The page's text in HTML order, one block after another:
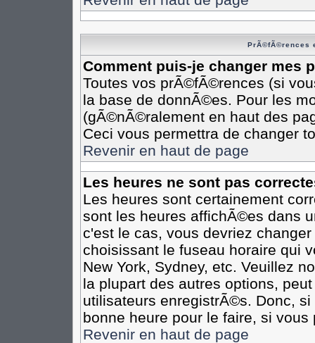
PrÃ©fÃ©rences
Comment puis-je changer mes
Toutes vos prÃ©fÃ©rences (si
la base de donnÃ©es. Pour les
(gÃ©nÃ©ralement en haut des
Ceci vous permettra de changer
Revenir en haut de page
Les heures ne sont pas
Les heures sont certainement
sont les heures affichÃ©es dans
c'est le cas, vous devriez
choisissant le fuseau horaire qui
New York, Sydney, etc. Veuillez
la plupart des autres options,
utilisateurs enregistrÃ©s. Donc,
bonne heure pour le faire, si
Revenir en haut de page